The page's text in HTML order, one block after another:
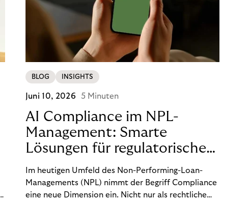
BLOG INSIGHTS
Juni 10, 2026 5 Minuten
AI Compliance im NPL-
Management: Smarte
Lösungen für regulatorische
Sicherheit
Im heutigen Umfeld des Non-Performing-Loan-
Managements (NPL) nimmt der Begriff Compliance
eine neue Dimension ein. Nicht nur als rechtliche